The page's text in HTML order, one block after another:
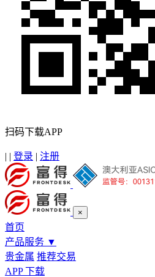
扫码下载APP
| | 登录 | 注册
×
首页
产品服务 ▼
贵金属 推荐交易
APP 下载